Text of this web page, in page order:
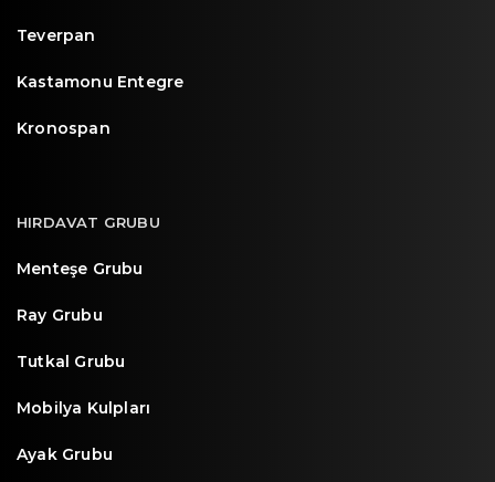
Teverpan
Kastamonu Entegre
Kronospan
HIRDAVAT GRUBU
Menteşe Grubu
Ray Grubu
Tutkal Grubu
Mobilya Kulpları
Ayak Grubu